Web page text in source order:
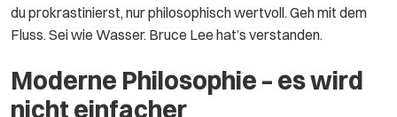
du prokrastinierst, nur philosophisch wertvoll. Geh mit dem
Fluss. Sei wie Wasser. Bruce Lee hat’s verstanden.
Moderne Philosophie – es wird
nicht einfacher